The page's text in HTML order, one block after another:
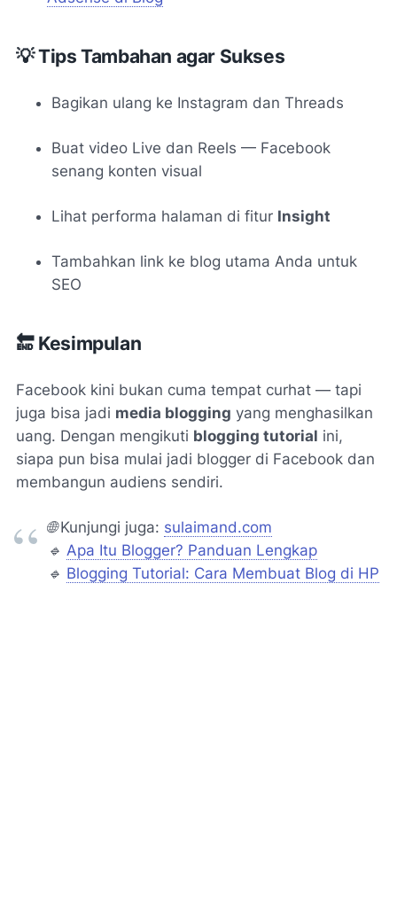
💡 Tips Tambahan agar Sukses
Bagikan ulang ke Instagram dan Threads
Buat video Live dan Reels — Facebook
senang konten visual
Lihat performa halaman di fitur Insight
Tambahkan link ke blog utama Anda untuk
SEO
🔚 Kesimpulan
Facebook kini bukan cuma tempat curhat — tapi
juga bisa jadi media blogging yang menghasilkan
uang. Dengan mengikuti blogging tutorial ini,
siapa pun bisa mulai jadi blogger di Facebook dan
membangun audiens sendiri.
🌐Kunjungi juga: sulaimand.com
🔹 Apa Itu Blogger? Panduan Lengkap
🔹 Blogging Tutorial: Cara Membuat Blog di HP